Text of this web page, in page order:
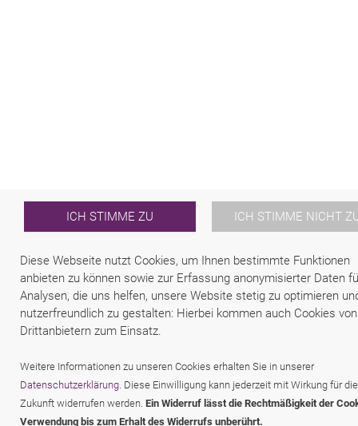
Diese Webseite nutzt Cookies, um Ihnen bestimmte Funktionen
anbieten zu können sowie zur Erfassung anonymisierter Daten
Analysen, die uns helfen, unsere Website stetig zu optimieren
nutzerfreundlich zu gestalten: Hierbei kommen auch Cookies von
Drittanbietern zum Einsatz.
Weitere Informationen zu unseren Cookies erhalten Sie in unserer
Datenschutzerklärung. Diese Einwilligung kann jederzeit mit Wirkung für die
Zukunft widerrufen werden. Ein Widerruf lässt die Rechtmäßigkeit der
Verwendung bis zum Erhalt des Widerrufs unberührt.
ICH STIMME ZU ICH STIMME NICHT